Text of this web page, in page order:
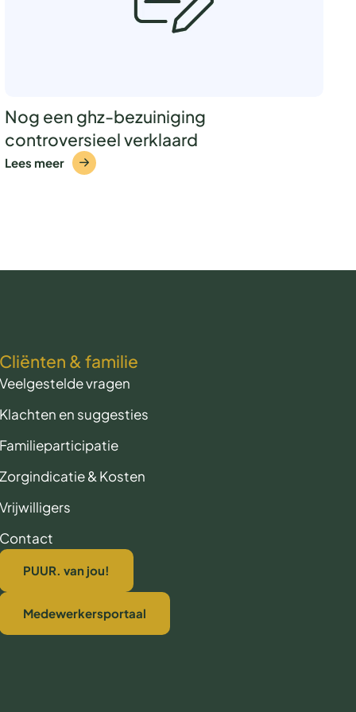
Nog een ghz-bezuiniging
controversieel verklaard
Lees meer
& familie
vragen
en suggesties
& Kosten
PUUR. van jou!
Medewerkersportaal